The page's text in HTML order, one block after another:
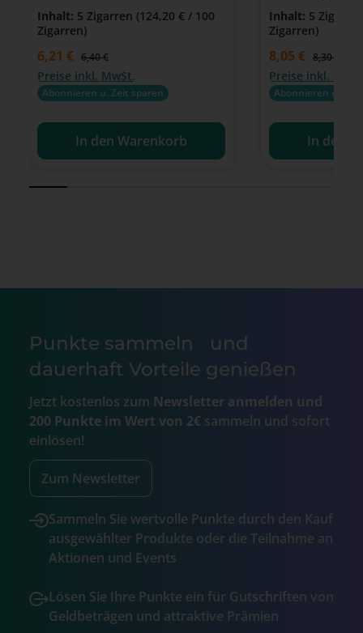
Inhalt: 5 Zigarren (124,20 € / 100
Zigarren)
Verkaufspreis:
6,21 € Regulärer Preis:
6,40 €
Preise inkl. MwSt.
Abonnieren u. Zeit sparen
In den Warenkorb
Inhalt: 5
Zigarren)
Verkaufspreis:
8,05 € Regulärer
8,30 €
Preise inkl.
Abonnieren u.
In den
Punkte sammeln und
dauerhaft Vorteile genießen
Jetzt kostenlos zum Newsletter anmelden und
200 Punkte im Wert von 2€ sammeln und sofort
einlösen!
Zum Newsletter
Sammeln Sie wertvolle Punkte durch den Kauf
ausgewählter Produkte oder die Teilnahme an
Aktionen und Events
Lösen Sie Ihre Punkte ein für Gutschriften von
Geldbeträgen und attraktive Prämien